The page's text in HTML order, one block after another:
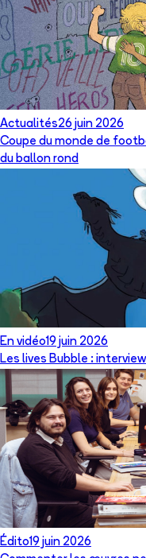
Actualités26 juin 2026
Coupe du monde de
du ballon rond
En vidéo19 juin 2026
Les lives Bubble :
Édito19 juin 2026